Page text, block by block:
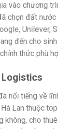
vào chương
chọn đất nước
Unilever,
đến cho
thức phù
Logistics
nổi tiếng về
Lan thuộc
không, cho